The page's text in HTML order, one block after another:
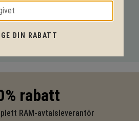
vi dig igenom hela projektet.
rabatt
RAM-avtalsleverantör
DIN RABATT